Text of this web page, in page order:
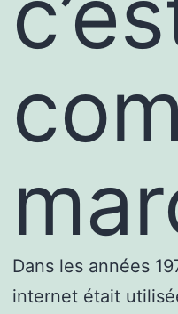
Dans les années
internet était